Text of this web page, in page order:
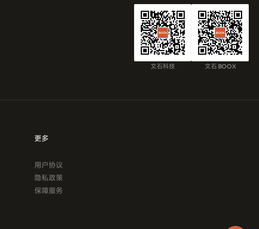
文石科技 文石 BOOX
更多
用户协议
隐私政策
保障服务